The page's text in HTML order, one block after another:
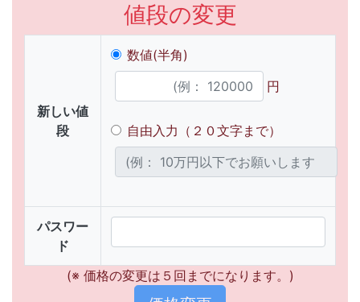
値段の変更
新しい値
段
数値(半角)
円
自由入力（２０文字まで）
パスワー
ド
(※ 価格の変更は５回までになります。)